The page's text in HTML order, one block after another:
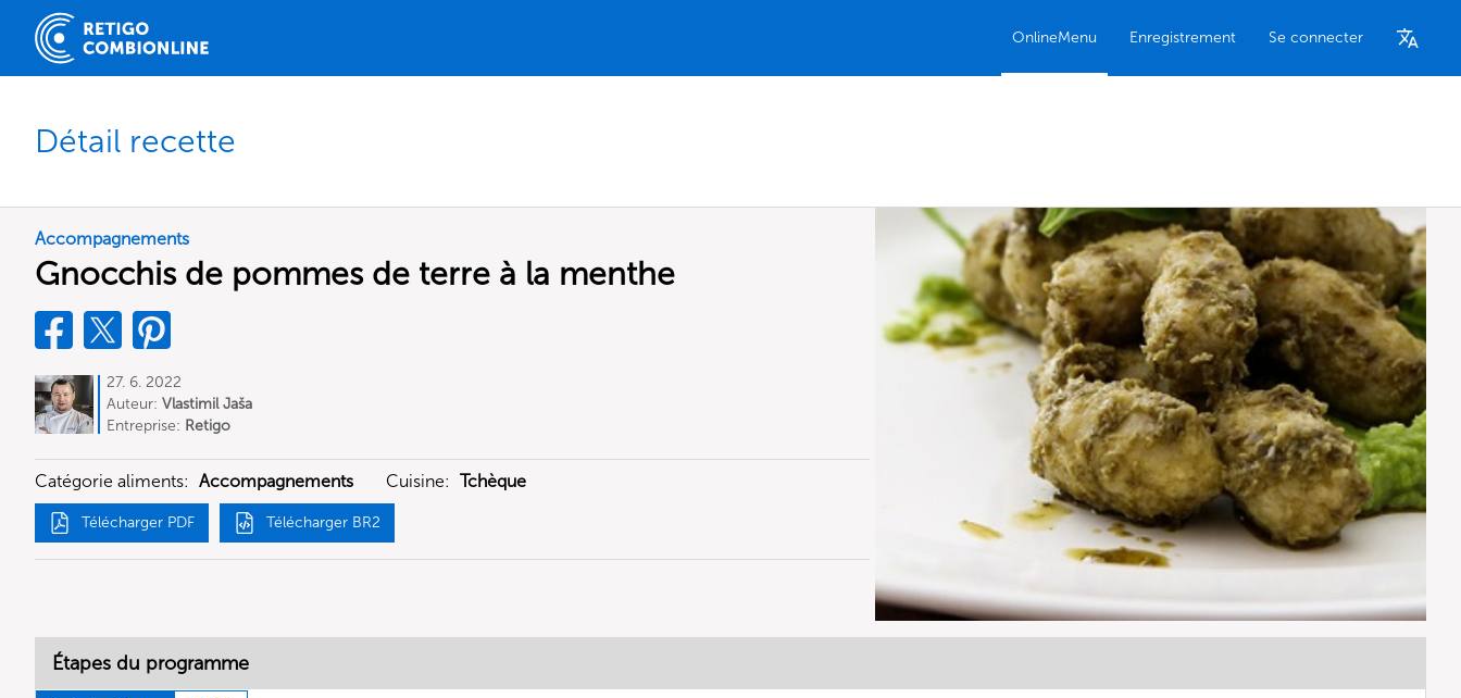
OnlineMenu Enregistrement Se connecter
Détail recette
Accompagnements
Gnocchis de pommes de terre à la menthe
27. 6. 2022
Auteur: Vlastimil Jaša
Entreprise: Retigo
Catégorie aliments: Accompagnements Cuisine: Tchèque
Télécharger PDF Télécharger BR2
Étapes du programme